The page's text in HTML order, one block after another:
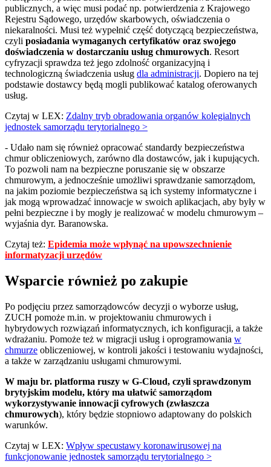
publicznych, a więc musi podać np. potwierdzenia z Krajowego
Rejestru Sądowego, urzędów skarbowych, oświadczenia o
niekaralności. Musi też wypełnić część dotyczącą bezpieczeństwa,
czyli posiadania wymaganych certyfikatów oraz swojego
doświadczenia w dostarczaniu usług chmurowych. Resort
cyfryzacji sprawdza też jego zdolność organizacyjną i
technologiczną świadczenia usług dla administracji. Dopiero na tej
podstawie dostawcy będą mogli publikować katalog oferowanych
usług.
Czytaj w LEX: Zdalny tryb obradowania organów kolegialnych
jednostek samorządu terytorialnego >
- Udało nam się również opracować standardy bezpieczeństwa
chmur obliczeniowych, zarówno dla dostawców, jak i kupujących.
To pozwoli nam na bezpieczne poruszanie się w obszarze
chmurowym, a jednocześnie umożliwi sprawdzanie samorządom,
na jakim poziomie bezpieczeństwa są ich systemy informatyczne i
jak mogą wprowadzać innowacje w swoich aplikacjach, aby były w
pełni bezpieczne i by mogły je realizować w modelu chmurowym –
wyjaśnia dyr. Baranowska.
Czytaj też: Epidemia może wpłynąć na upowszechnienie
informatyzacji urzędów
Wsparcie również po zakupie
Po podjęciu przez samorządowców decyzji o wyborze usług,
ZUCH pomoże m.in. w projektowaniu chmurowych i
hybrydowych rozwiązań informatycznych, ich konfiguracji, a także
wdrażaniu. Pomoże też w migracji usług i oprogramowania w
chmurze obliczeniowej, w kontroli jakości i testowaniu wydajności,
a także w zarządzaniu usługami chmurowymi.
W maju br. platforma ruszy w G-Cloud, czyli sprawdzonym
brytyjskim modelu, który ma ułatwić samorządom
wykorzystywanie innowacji cyfrowych (zwłaszcza
chmurowych), który będzie stopniowo adaptowany do polskich
warunków.
Czytaj w LEX: Wpływ specustawy koronawirusowej na
funkcjonowanie jednostek samorządu terytorialnego >